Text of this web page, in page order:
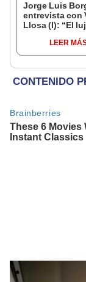
Jorge Luis
entrevista con
Llosa (I): “El
LEER